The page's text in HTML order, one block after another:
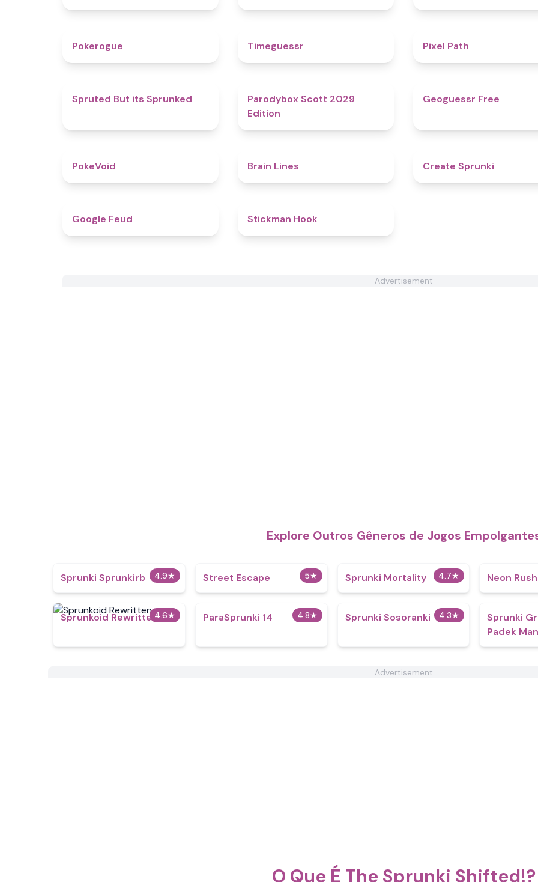
Pokerogue Timeguessr Pixel Path
Spruted But its Sprunked
Parodybox Scott 2029
Edition
Geoguessr Free
PokeVoid​ Brain Lines Create Sprunki​
Google Feud Stickman Hook
Advertisement
Explore Outros Gêneros de Jogos
4.9★
Sprunki Sprunkirb 5★
Street Escape 4.7★
Sprunki Mortality Neon Rush
4.6★
Sprunkoid Rewritten 4.8★
ParaSprunki 14 4.3★
Sprunki Sosoranki
Sprunki
Padek
Advertisement
O Que É The Sprunki Shifted!?